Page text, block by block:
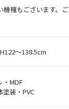
種もございます。
～138.5cm
・MDF
装・PVC